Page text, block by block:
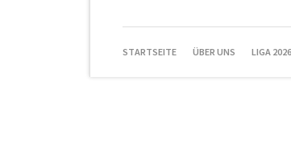
NAVIGATION
STARTSEITE ÜBER UNS LIGA 2026